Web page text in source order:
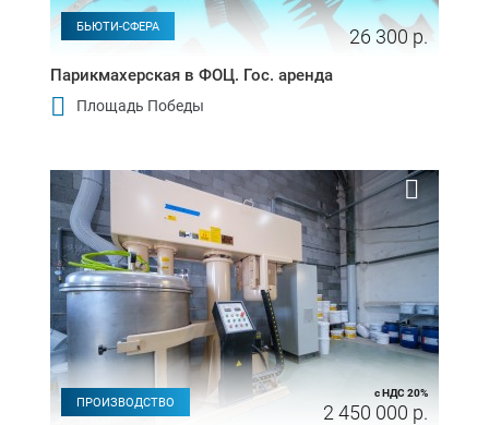
БЬЮТИ-СФЕРА 26 300 р.
Парикмахерская в ФОЦ. Гос. аренда
Площадь Победы
ПРОИЗВОДСТВО
с НДС 20%
2 450 000 р.